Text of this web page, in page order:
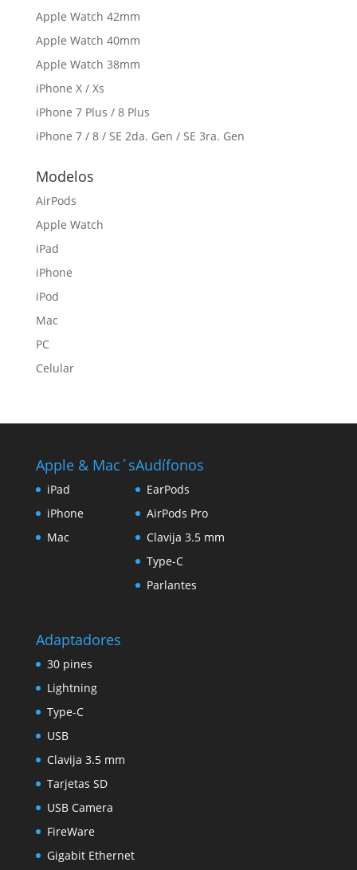
Apple Watch 42mm
Apple Watch 40mm
Apple Watch 38mm
iPhone X / Xs
iPhone 7 Plus / 8 Plus
iPhone 7 / 8 / SE 2da. Gen / SE 3ra. Gen
Modelos
AirPods
Apple Watch
iPad
iPhone
iPod
Mac
PC
Celular
Apple & Mac´s
iPad
iPhone
Mac
Audífonos
EarPods
AirPods Pro
Clavija 3.5 mm
Type-C
Parlantes
Adaptadores
30 pines
Lightning
Type-C
USB
Clavija 3.5 mm
Tarjetas SD
USB Camera
FireWare
Gigabit Ethernet